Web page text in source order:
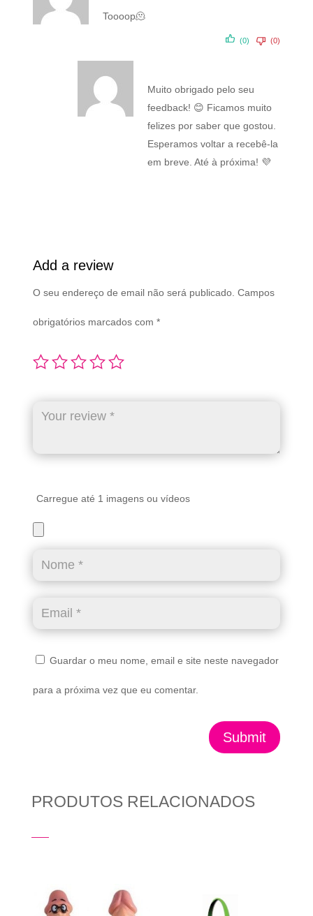
o4de
Toooop🫠
(0) (0)
Muito obrigado pelo seu
feedback! 😊 Ficamos muito
felizes por saber que gostou.
Esperamos voltar a recebê-la
em breve. Até à próxima! 💜
Add a review
O seu endereço de email não será publicado. Campos
obrigatórios marcados com *
Carregue até 1 imagens ou vídeos
Guardar o meu nome, email e site neste navegador
para a próxima vez que eu comentar.
Submit
PRODUTOS RELACIONADOS